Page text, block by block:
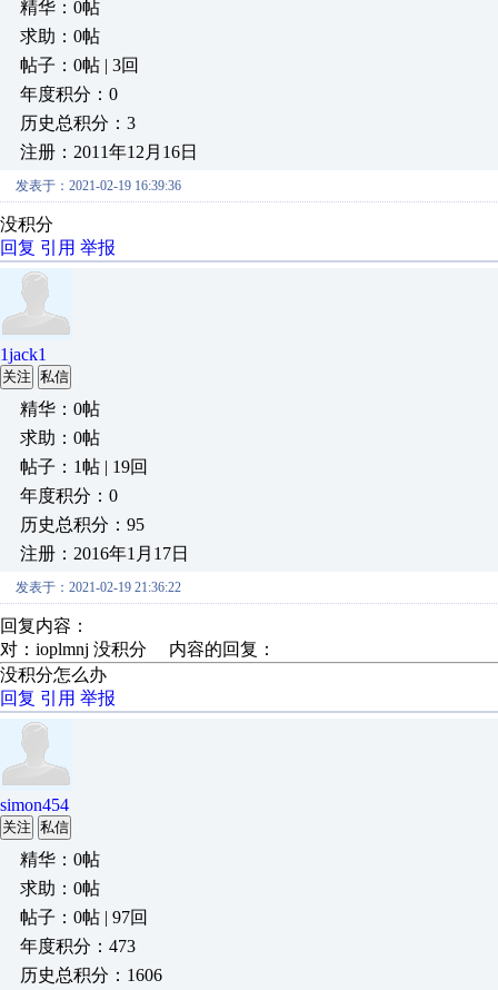
精华：0帖
求助：0帖
帖子：0帖 | 3回
年度积分：0
历史总积分：3
注册：2011年12月16日
发表于：2021-02-19 16:39:36
没积分
回复 引用 举报
1jack1
关注 私信
精华：0帖
求助：0帖
帖子：1帖 | 19回
年度积分：0
历史总积分：95
注册：2016年1月17日
发表于：2021-02-19 21:36:22
回复内容：
对：ioplmnj 没积分 内容的回复：
没积分怎么办
回复 引用 举报
simon454
关注 私信
精华：0帖
求助：0帖
帖子：0帖 | 97回
年度积分：473
历史总积分：1606